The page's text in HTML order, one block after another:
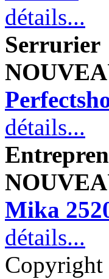
détails...
Serrurier
détails...
Mika
détails...
Copyright